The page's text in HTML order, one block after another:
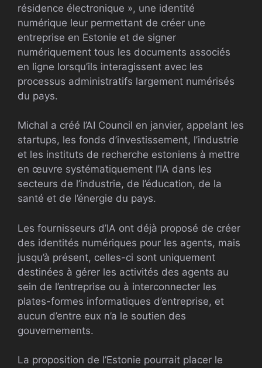
résidence électronique », une identité
numérique leur permettant de créer une
entreprise en Estonie et de signer
numériquement tous les documents associés
en ligne lorsqu’ils interagissent avec les
processus administratifs largement numérisés
du pays.
Michal a créé l’AI Council en janvier, appelant les
startups, les fonds d’investissement, l’industrie
et les instituts de recherche estoniens à mettre
en œuvre systématiquement l’IA dans les
secteurs de l’industrie, de l’éducation, de la
santé et de l’énergie du pays.
Les fournisseurs d’IA ont déjà proposé de créer
des identités numériques pour les agents, mais
jusqu’à présent, celles-ci sont uniquement
destinées à gérer les activités des agents au
sein de l’entreprise ou à interconnecter les
plates-formes informatiques d’entreprise, et
aucun d’entre eux n’a le soutien des
gouvernements.
La proposition de l’Estonie pourrait placer le